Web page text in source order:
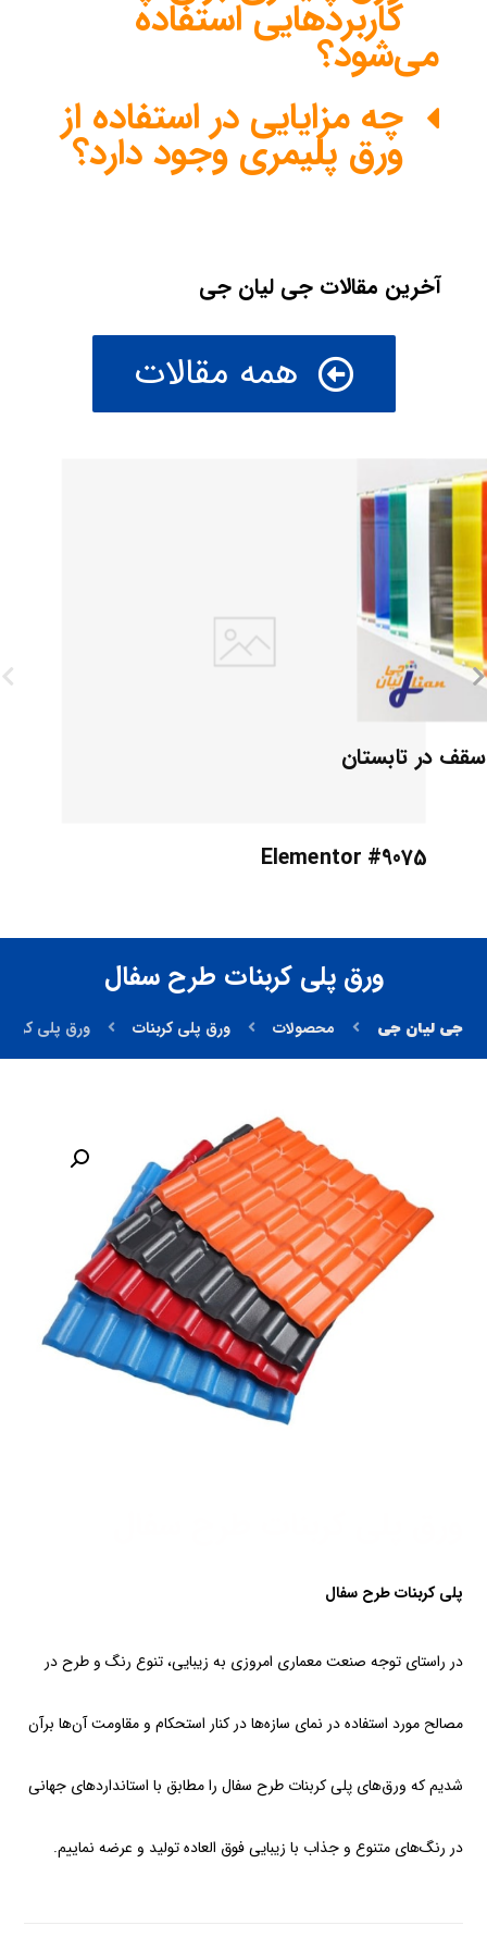
کاربردهایی استفاده
می‌شود؟
چه مزایایی در استفاده از
ورق پلیمری وجود دارد؟
آخرین مقالات جی لیان جی
همه مقالات
Elementor #9075
سقف در تابستان
ورق پلی کربنات طرح سفال
محصولات ورق پلی کربنات ورق پلی
پلی کربنات طرح سفال
در راستای توجه صنعت معماری امروزی به زیبایی، تنوع رنگ و طرح در
مصالح مورد استفاده در نمای سازه‌ها در کنار استحکام و مقاومت آن‌ها برآن
شدیم که ورق‌های پلی کربنات طرح سفال را مطابق با استانداردهای جهانی
در رنگ‌های متنوع و جذاب با زیبایی فوق العاده تولید و عرضه نماییم.